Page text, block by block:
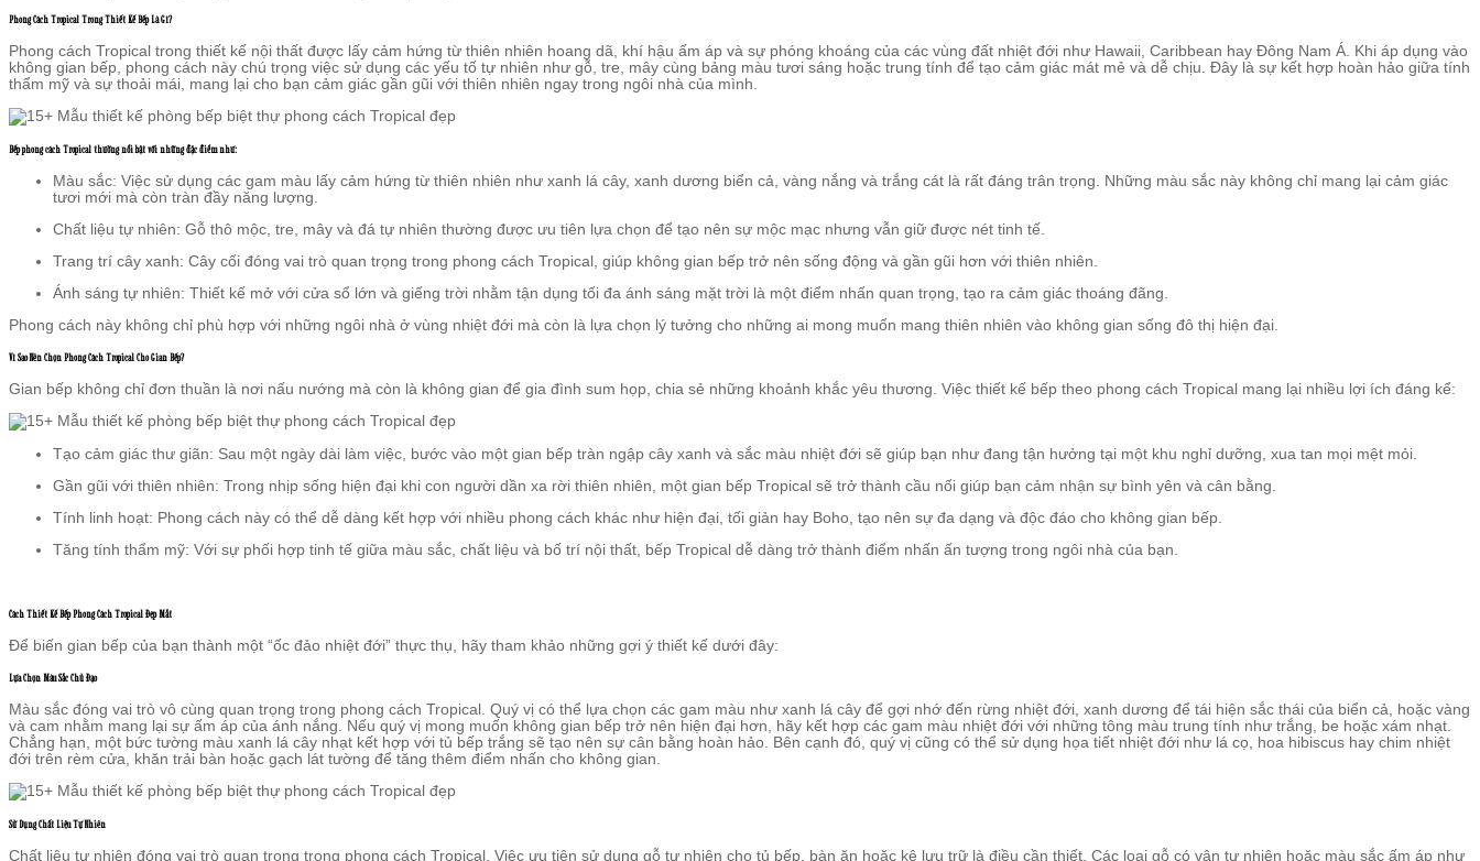
Phong Cách Tropical Trong Thiết Kế Bếp Là Gì?
Phong cách Tropical trong thiết kế nội thất được lấy cảm hứng từ thiên nhiên hoang dã, khí hậu ấm áp và sự phóng khoáng của các vùng đất nhiệt đới như Hawaii, Caribbean hay Đông Nam Á. Khi áp dụng vào
không gian bếp, phong cách này chú trọng việc sử dụng các yếu tố tự nhiên như gỗ, tre, mây cùng bảng màu tươi sáng hoặc trung tính để tạo cảm giác mát mẻ và dễ chịu. Đây là sự kết hợp hoàn hảo giữa tính
thẩm mỹ và sự thoải mái, mang lại cho bạn cảm giác gần gũi với thiên nhiên ngay trong ngôi nhà của mình.
Bếp phong cách Tropical thường nổi bật với những đặc điểm như:
Màu sắc: Việc sử dụng các gam màu lấy cảm hứng từ thiên nhiên như xanh lá cây, xanh dương biển cả, vàng nắng và trắng cát là rất đáng trân trọng. Những màu sắc này không chỉ mang lại cảm giác
tươi mới mà còn tràn đầy năng lượng.
Chất liệu tự nhiên: Gỗ thô mộc, tre, mây và đá tự nhiên thường được ưu tiên lựa chọn để tạo nên sự mộc mạc nhưng vẫn giữ được nét tinh tế.
Trang trí cây xanh: Cây cối đóng vai trò quan trọng trong phong cách Tropical, giúp không gian bếp trở nên sống động và gần gũi hơn với thiên nhiên.
Ánh sáng tự nhiên: Thiết kế mở với cửa sổ lớn và giếng trời nhằm tận dụng tối đa ánh sáng mặt trời là một điểm nhấn quan trọng, tạo ra cảm giác thoáng đãng.
Phong cách này không chỉ phù hợp với những ngôi nhà ở vùng nhiệt đới mà còn là lựa chọn lý tưởng cho những ai mong muốn mang thiên nhiên vào không gian sống đô thị hiện đại.
Vì Sao Nên Chọn Phong Cách Tropical Cho Gian Bếp?
Gian bếp không chỉ đơn thuần là nơi nấu nướng mà còn là không gian để gia đình sum họp, chia sẻ những khoảnh khắc yêu thương. Việc thiết kế bếp theo phong cách Tropical mang lại nhiều lợi ích đáng kể:
Tạo cảm giác thư giãn: Sau một ngày dài làm việc, bước vào một gian bếp tràn ngập cây xanh và sắc màu nhiệt đới sẽ giúp bạn như đang tận hưởng tại một khu nghỉ dưỡng, xua tan mọi mệt mỏi.
Gần gũi với thiên nhiên: Trong nhịp sống hiện đại khi con người dần xa rời thiên nhiên, một gian bếp Tropical sẽ trở thành cầu nối giúp bạn cảm nhận sự bình yên và cân bằng.
Tính linh hoạt: Phong cách này có thể dễ dàng kết hợp với nhiều phong cách khác như hiện đại, tối giản hay Boho, tạo nên sự đa dạng và độc đáo cho không gian bếp.
Tăng tính thẩm mỹ: Với sự phối hợp tinh tế giữa màu sắc, chất liệu và bố trí nội thất, bếp Tropical dễ dàng trở thành điểm nhấn ấn tượng trong ngôi nhà của bạn.
Cách Thiết Kế Bếp Phong Cách Tropical Đẹp Mắt
Để biến gian bếp của bạn thành một “ốc đảo nhiệt đới” thực thụ, hãy tham khảo những gợi ý thiết kế dưới đây:
Lựa Chọn Màu Sắc Chủ Đạo
Màu sắc đóng vai trò vô cùng quan trọng trong phong cách Tropical. Quý vị có thể lựa chọn các gam màu như xanh lá cây để gợi nhớ đến rừng nhiệt đới, xanh dương để tái hiện sắc thái của biển cả, hoặc vàng
và cam nhằm mang lại sự ấm áp của ánh nắng. Nếu quý vị mong muốn không gian bếp trở nên hiện đại hơn, hãy kết hợp các gam màu nhiệt đới với những tông màu trung tính như trắng, be hoặc xám nhạt.
Chẳng hạn, một bức tường màu xanh lá cây nhạt kết hợp với tủ bếp trắng sẽ tạo nên sự cân bằng hoàn hảo. Bên cạnh đó, quý vị cũng có thể sử dụng họa tiết nhiệt đới như lá cọ, hoa hibiscus hay chim nhiệt
đới trên rèm cửa, khăn trải bàn hoặc gạch lát tường để tăng thêm điểm nhấn cho không gian.
Sử Dụng Chất Liệu Tự Nhiên
Chất liệu tự nhiên đóng vai trò quan trọng trong phong cách Tropical. Việc ưu tiên sử dụng gỗ tự nhiên cho tủ bếp, bàn ăn hoặc kệ lưu trữ là điều cần thiết. Các loại gỗ có vân tự nhiên hoặc màu sắc ấm áp như